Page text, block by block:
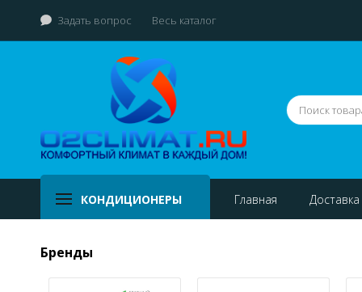
Задать вопрос Весь каталог
КОНДИЦИОНЕРЫ Главная Доставка
Бренды